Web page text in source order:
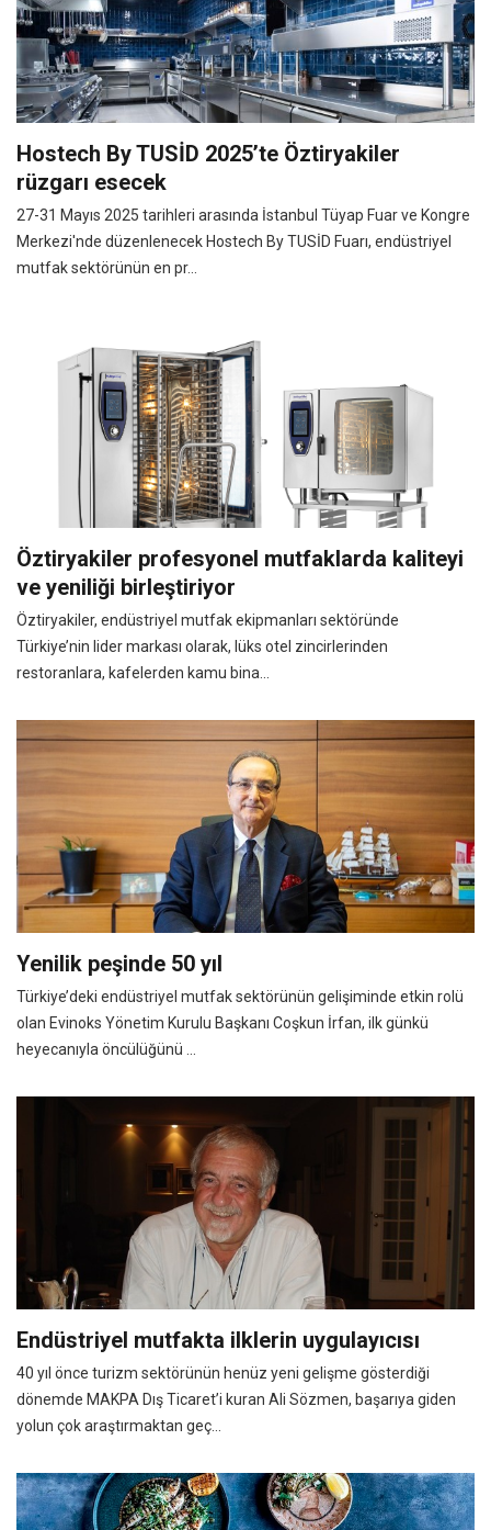
Hostech By TUSİD 2025’te Öztiryakiler
rüzgarı esecek
27-31 Mayıs 2025 tarihleri arasında İstanbul Tüyap Fuar ve Kongre
Merkezi'nde düzenlenecek Hostech By TUSİD Fuarı, endüstriyel
mutfak sektörünün en pr...
Öztiryakiler profesyonel mutfaklarda kaliteyi
ve yeniliği birleştiriyor
Öztiryakiler, endüstriyel mutfak ekipmanları sektöründe
Türkiye’nin lider markası olarak, lüks otel zincirlerinden
restoranlara, kafelerden kamu bina...
Yenilik peşinde 50 yıl
Türkiye’deki endüstriyel mutfak sektörünün gelişiminde etkin rolü
olan Evinoks Yönetim Kurulu Başkanı Coşkun İrfan, ilk günkü
heyecanıyla öncülüğünü ...
Endüstriyel mutfakta ilklerin uygulayıcısı
40 yıl önce turizm sektörünün henüz yeni gelişme gösterdiği
dönemde MAKPA Dış Ticaret’i kuran Ali Sözmen, başarıya giden
yolun çok araştırmaktan geç...